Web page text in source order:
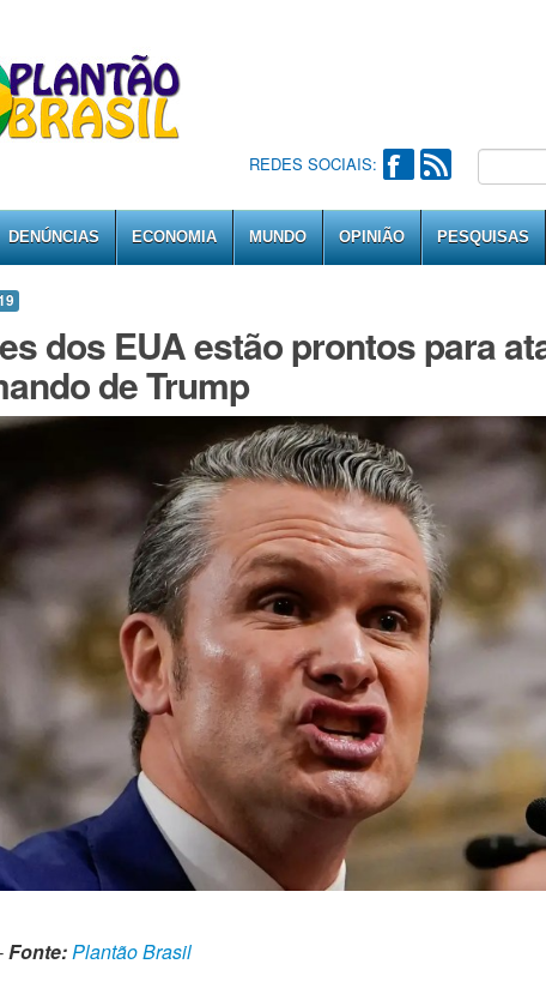
REDES SOCIAIS:
DENÚNCIAS ECONOMIA MUNDO OPINIÃO PESQUISAS
dos EUA estão prontos para
de Trump
Fonte:Plantão Brasil